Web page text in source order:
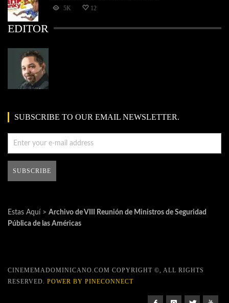
5K 12
EDITOR
SUBSCRIBE TO OUR EMAIL NEWSLETTER.
Estas Aquí > Archivo de VIII Reunión de Ministros de Seguridad
Pública de las Américas
CINEMEMADOMINICANO.COM COPYRIGHT ©, ALL RIGHTS
RESERVED. POWER BY PINECONNECT